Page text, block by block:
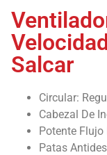
Salcar
Circular:
Cabezal De
Potente Flujo
Patas